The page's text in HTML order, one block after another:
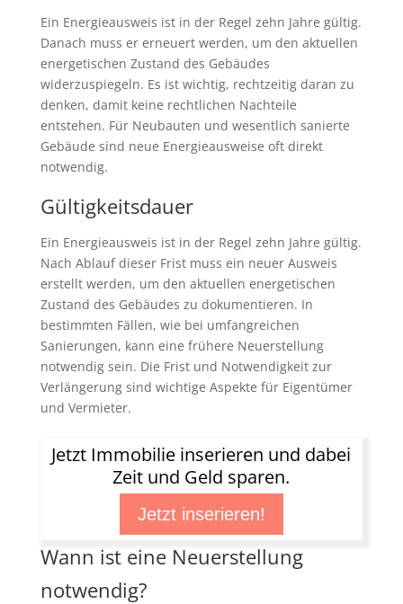
Ein Energieausweis ist in der Regel zehn Jahre gültig.
Danach muss er erneuert werden, um den aktuellen
energetischen Zustand des Gebäudes
widerzuspiegeln. Es ist wichtig, rechtzeitig daran zu
denken, damit keine rechtlichen Nachteile
entstehen. Für Neubauten und wesentlich sanierte
Gebäude sind neue Energieausweise oft direkt
notwendig.
Gültigkeitsdauer
Ein Energieausweis ist in der Regel zehn Jahre gültig.
Nach Ablauf dieser Frist muss ein neuer Ausweis
erstellt werden, um den aktuellen energetischen
Zustand des Gebäudes zu dokumentieren. In
bestimmten Fällen, wie bei umfangreichen
Sanierungen, kann eine frühere Neuerstellung
notwendig sein. Die Frist und Notwendigkeit zur
Verlängerung sind wichtige Aspekte für Eigentümer
und Vermieter.
Jetzt Immobilie inserieren und dabei
Zeit und Geld sparen.
Jetzt inserieren!
Wann ist eine Neuerstellung
notwendig?